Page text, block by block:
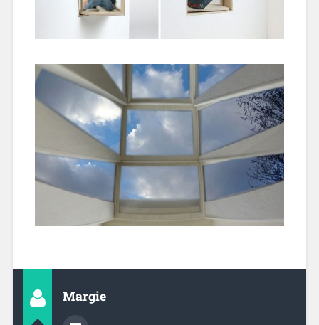
Margie